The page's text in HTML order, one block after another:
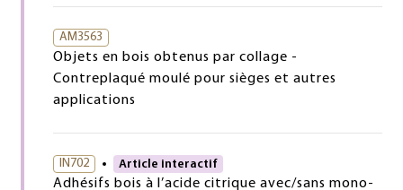
AM3563
Objets en bois obtenus par collage -
Contreplaqué moulé pour sièges et autres
applications
IN702 Article interactif
Adhésifs bois à l’acide citrique avec/sans mono-